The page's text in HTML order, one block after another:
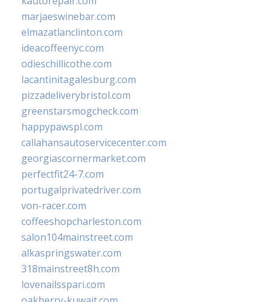
marjaeswinebar.com
elmazatlanclinton.com
ideacoffeenyc.com
odieschillicothe.com
lacantinitagalesburg.com
pizzadeliverybristol.com
greenstarsmogcheck.com
happypawspl.com
callahansautoservicecenter.com
georgiascornermarket.com
perfectfit24-7.com
portugalprivatedriver.com
von-racer.com
coffeeshopcharleston.com
salon104mainstreet.com
alkaspringswater.com
318mainstreet8h.com
lovenailsspari.com